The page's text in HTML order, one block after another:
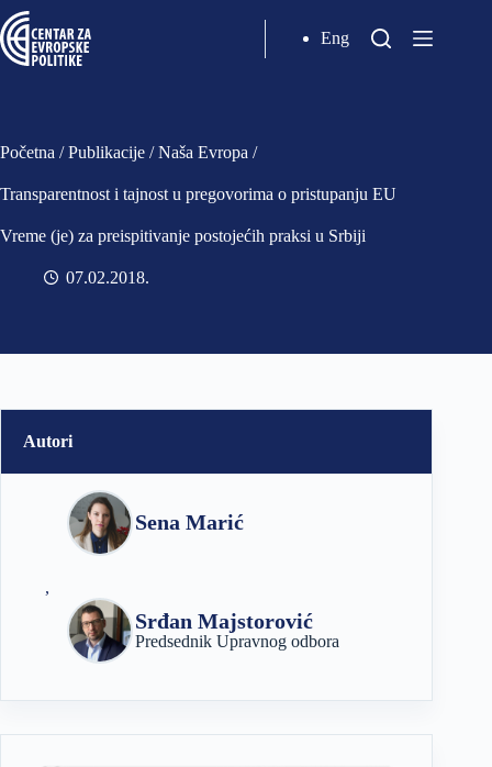
Eng
Početna /Publikacije /Naša Evropa /
Transparentnost i tajnost u pregovorima o pristupanju EU
Vreme (je) za preispitivanje postojećih praksi u Srbiji
07.02.2018
Autori
Sena Marić
,
Srđan Majstorović
Predsednik Upravnog odbora